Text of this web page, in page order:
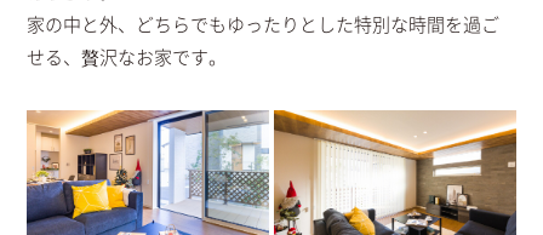
家の中と外、どちらでもゆったりとした特別な時間を過ご
せる、贅沢なお家です。